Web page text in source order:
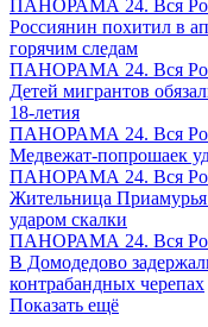
ПАНОРАМА 24. Вся
Россиянин похитил в
горячим следам
ПАНОРАМА 24. Вся
Детей мигрантов
18-летия
ПАНОРАМА 24. Вся
Медвежат-попрошаек
ПАНОРАМА 24. Вся
Жительница Приамурья
ударом скалки
ПАНОРАМА 24. Вся
В Домодедово
контрабандных черепах
Показать ещё